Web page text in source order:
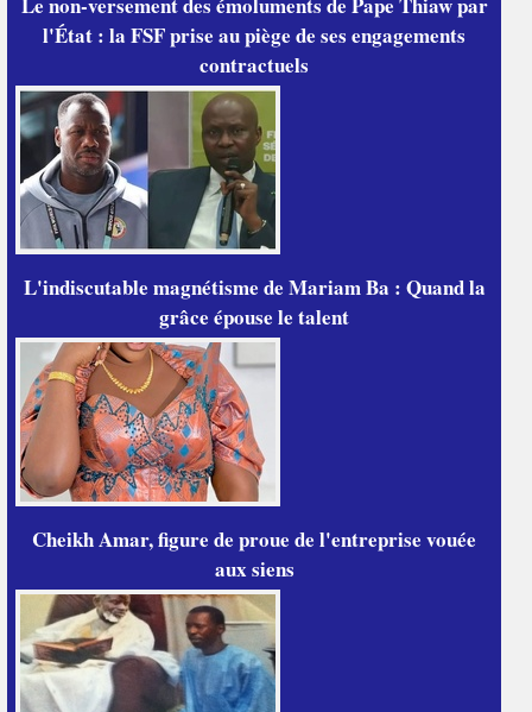
l'État : la FSF prise au piège de ses engagements
contractuels
L'indiscutable magnétisme de Mariam Ba : Quand la
grâce épouse le talent
Cheikh Amar, figure de proue de l'entreprise vouée
aux siens